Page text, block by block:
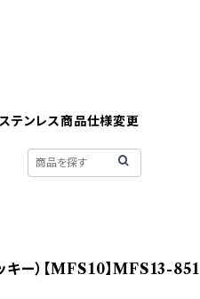
ステンレス商品仕様変更
ッキー）【MFS10】MFS13-851